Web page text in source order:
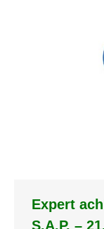
Expert
S.A.P. –